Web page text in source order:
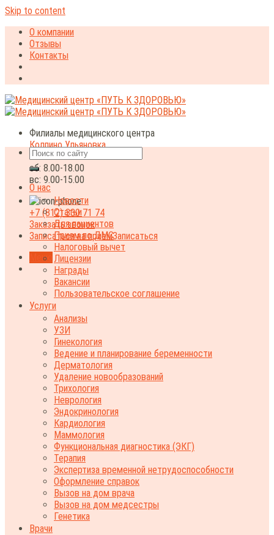
Skip to content
О компании
Отзывы
Контакты
Филиалы медицинского центра
Колпино Ульяновка
пн-пт: 8.00-20.00
сб: 8.00-18.00
вс: 9.00-15.00
+7 (812) 330 71 74
Заказать звонок
Записаться на приемЗаписаться
Меню
О нас
Новости
Статьи
Для пациентов
Прием по ДМС
Налоговый вычет
Лицензии
Награды
Вакансии
Пользовательское соглашение
Услуги
Анализы
УЗИ
Гинекология
Ведение и планирование беременности
Дерматология
Удаление новообразований
Трихология
Неврология
Эндокринология
Кардиология
Маммология
Функциональная диагностика (ЭКГ)
Терапия
Экспертиза временной нетрудоспособности
Оформление справок
Вызов на дом врача
Вызов на дом медсестры
Генетика
Врачи